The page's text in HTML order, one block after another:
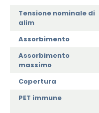
Tensione nominale di
alim
Assorbimento
Assorbimento
massimo
Copertura
PET immune